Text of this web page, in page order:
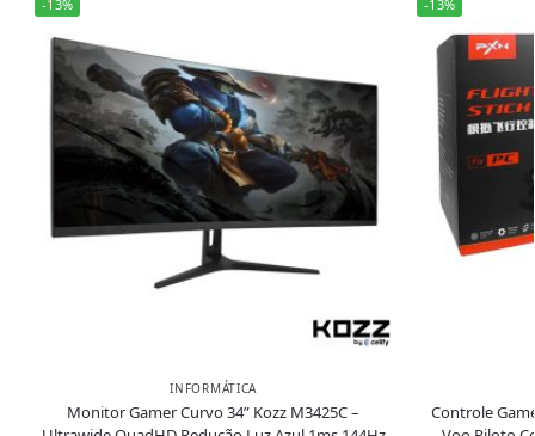
-13%
INFORMÁTICA
Monitor Gamer Curvo 34” Kozz M3425C –
-13%
Controle